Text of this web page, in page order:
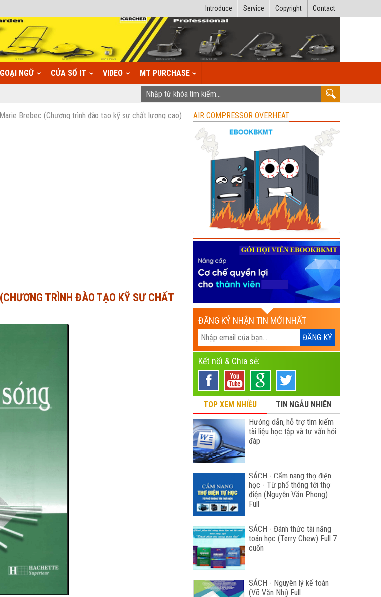
Contact
Copyright
Service
Introduce
NGỮ CỬA SỔ IT VIDEO MT PURCHASE
Brebec (Chương trình đào tạo kỹ sư chất lượng cao)
TRÌNH ĐÀO TẠO KỸ SƯ CHẤT
AIR COMPRESSOR OVERHEAT
ĐĂNG KÝ NHẬN TIN MỚI NHẤT
Kết nối & Chia sẻ:
TOP XEM NHIỀU
TIN NGẪU NHIÊN
Hướng dẫn, hỗ trợ tìm kiếm
tài liệu học tập và tư vấn hỏi
đáp
SÁCH - Cẩm nang thợ điện
học - Từ phổ thông tới thợ
điện (Nguyễn Văn Phong)
Full
SÁCH - Đánh thức tài năng
toán học (Terry Chew) Full 7
cuốn
SÁCH - Nguyên lý kế toán
(Võ Văn Nhị) Full